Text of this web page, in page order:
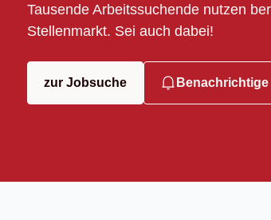
Tausende Arbeitssuchende nutzen
Stellenmarkt. Sei auch dabei!
zur Jobsuche Benachrichtige